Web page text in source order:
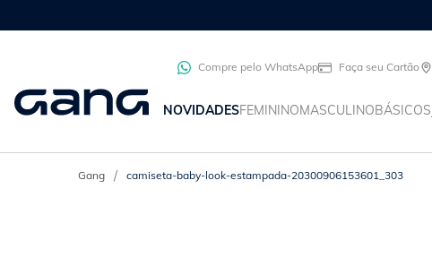
Compre pelo WhatsApp Faça seu Cartão
NOVIDADESFEMININOMASCULINOBÁSICOS
camiseta-baby-look-estampada-20300906153601_303